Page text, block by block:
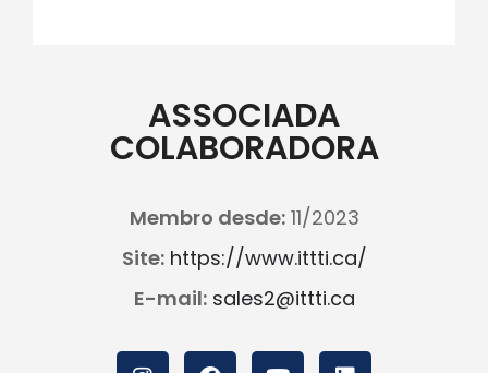
ASSOCIADA
COLABORADORA
Membro desde:11/2023
Site:https://www.ittti.ca/
E-mail: sales2@ittti.ca